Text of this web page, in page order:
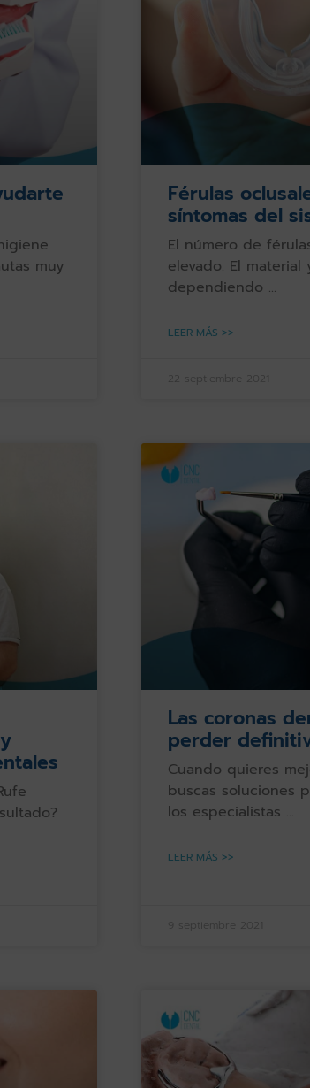
muy
Férulas
síntomas del
El número de
elevado. El
dependiendo
LEER MÁS >>
22 septiembre 2021
Las coronas
perder
Cuando quieres
buscas soluciones
los especialistas
LEER MÁS >>
9 septiembre 2021